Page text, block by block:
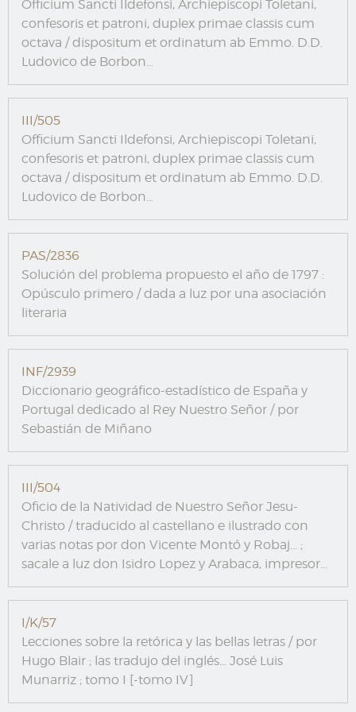
Officium Sancti Ildefonsi, Archiepiscopi Toletani,
confesoris et patroni, duplex primae classis cum
octava / dispositum et ordinatum ab Emmo. D.D.
Ludovico de Borbon...
III/505
Officium Sancti Ildefonsi, Archiepiscopi Toletani,
confesoris et patroni, duplex primae classis cum
octava / dispositum et ordinatum ab Emmo. D.D.
Ludovico de Borbon...
PAS/2836
Solución del problema propuesto el año de 1797 :
Opúsculo primero / dada a luz por una asociación
literaria
INF/2939
Diccionario geográfico-estadístico de España y
Portugal dedicado al Rey Nuestro Señor / por
Sebastián de Miñano
III/504
Oficio de la Natividad de Nuestro Señor Jesu-
Christo / traducido al castellano e ilustrado con
varias notas por don Vicente Montó y Robaj... ;
sacale a luz don Isidro Lopez y Arabaca, impresor...
I/K/57
Lecciones sobre la retórica y las bellas letras / por
Hugo Blair ; las tradujo del inglés... José Luis
Munarriz ; tomo I [-tomo IV]